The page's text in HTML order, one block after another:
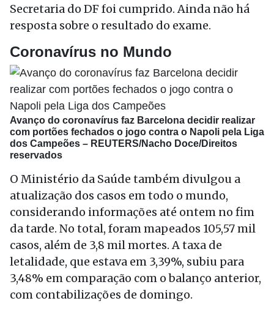
Secretaria do DF foi cumprido. Ainda não há
resposta sobre o resultado do exame.
Coronavírus no Mundo
Avanço do coronavírus faz Barcelona decidir realizar
com portões fechados o jogo contra o Napoli pela Liga
dos Campeões – REUTERS/Nacho Doce/Direitos
reservados
O Ministério da Saúde também divulgou a
atualização dos casos em todo o mundo,
considerando informações até ontem no fim
da tarde. No total, foram mapeados 105,57 mil
casos, além de 3,8 mil mortes. A taxa de
letalidade, que estava em 3,39%, subiu para
3,48% em comparação com o balanço anterior,
com contabilizações de domingo.